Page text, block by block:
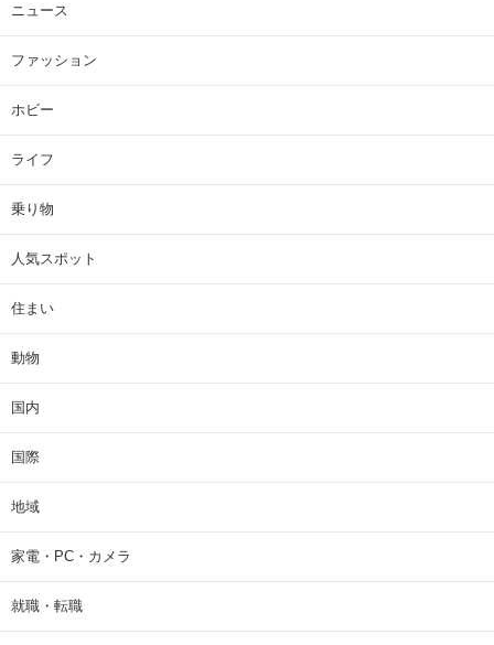
ニュース
ファッション
ホビー
ライフ
乗り物
人気スポット
住まい
動物
国内
国際
地域
家電・PC・カメラ
就職・転職